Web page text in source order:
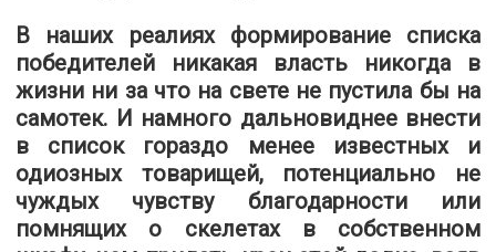
В наших реалиях формирование списка
победителей никакая власть никогда в
жизни ни за что на свете не пустила бы на
самотек. И намного дальновиднее внести
в список гораздо менее известных и
одиозных товарищей, потенциально не
чуждых чувству благодарности или
помнящих о скелетах в собственном